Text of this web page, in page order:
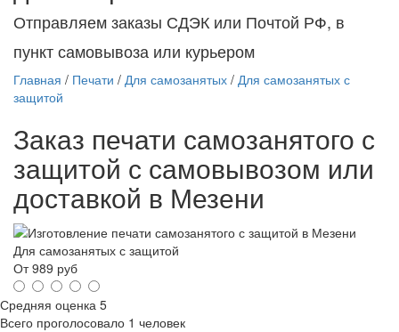
Отправляем заказы СДЭК или Почтой РФ, в
пункт самовывоза или курьером
Главная / Печати / Для самозанятых / Для самозанятых с
защитой
Заказ печати самозанятого с
защитой с самовывозом или
доставкой в Мезени
Для самозанятых с защитой
От989 руб
Средняя оценка 5
Всего проголосовало 1 человек